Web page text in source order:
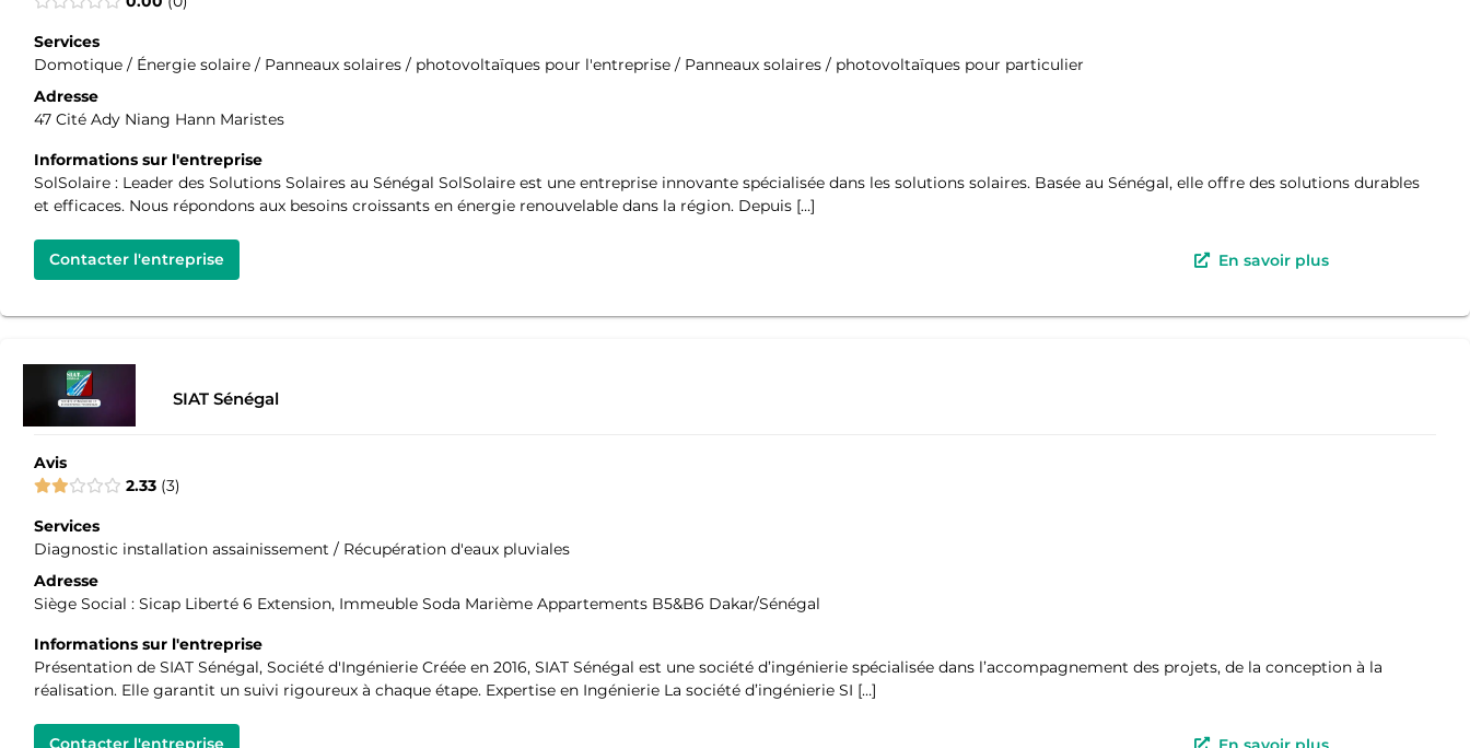
Services
Domotique / Énergie solaire / Panneaux solaires / photovoltaïques pour l'entreprise / Panneaux solaires / photovoltaïques pour particulier
Adresse
47 Cité Ady Niang Hann Maristes
Informations sur l'entreprise
SolSolaire : Leader des Solutions Solaires au Sénégal SolSolaire est une entreprise innovante spécialisée dans les solutions solaires. Basée au Sénégal, elle offre des solutions durables
et efficaces. Nous répondons aux besoins croissants en énergie renouvelable dans la région. Depuis […]
Contacter l'entreprise En savoir plus
SIAT Sénégal
Avis
2.33 3
Services
Diagnostic installation assainissement / Récupération d'eaux pluviales
Adresse
Siège Social : Sicap Liberté 6 Extension, Immeuble Soda Marième Appartements B5&B6 Dakar/Sénégal
Informations sur l'entreprise
Présentation de SIAT Sénégal, Société d'Ingénierie Créée en 2016, SIAT Sénégal est une société d’ingénierie spécialisée dans l’accompagnement des projets, de la conception à la
réalisation. Elle garantit un suivi rigoureux à chaque étape. Expertise en Ingénierie La société d’ingénierie SI […]